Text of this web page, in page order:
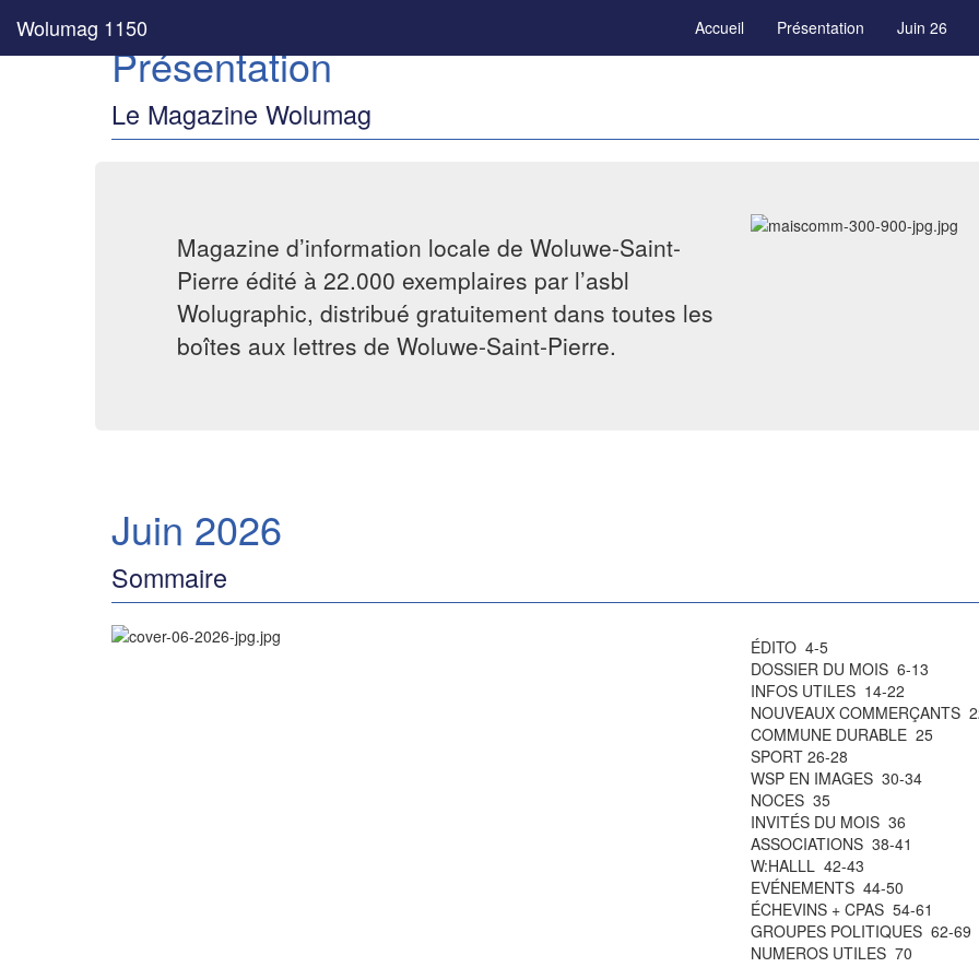
Wolumag 1150 Accueil Présentation Juin 26
Présentation
Le Magazine Wolumag
Magazine d’information locale de Woluwe-Saint-
Pierre édité à 22.000 exemplaires par l’asbl
Wolugraphic, distribué gratuitement dans toutes les
boîtes aux lettres de Woluwe-Saint-Pierre.
Juin 2026
Sommaire
ÉDITO 4-5
DOSSIER DU MOIS 6-13
INFOS UTILES 14-22
NOUVEAUX COMMERÇANTS
COMMUNE DURABLE 25
SPORT 26-28
WSP EN IMAGES 30-34
NOCES 35
INVITÉS DU MOIS 36
ASSOCIATIONS 38-41
W:HALLL 42-43
EVÉNEMENTS 44-50
ÉCHEVINS + CPAS 54-61
GROUPES POLITIQUES 62-69
NUMEROS UTILES 70